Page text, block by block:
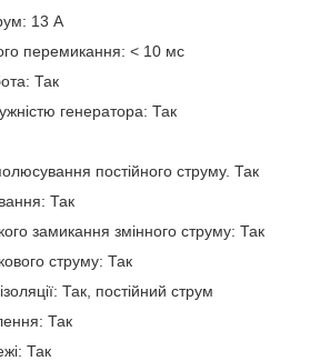
13 А
перемикання: < 10 мс
Так
генератора: Так
постійного струму. Так
Так
замикання змінного струму: Так
струму: Так
Так, постійний струм
Так
Так